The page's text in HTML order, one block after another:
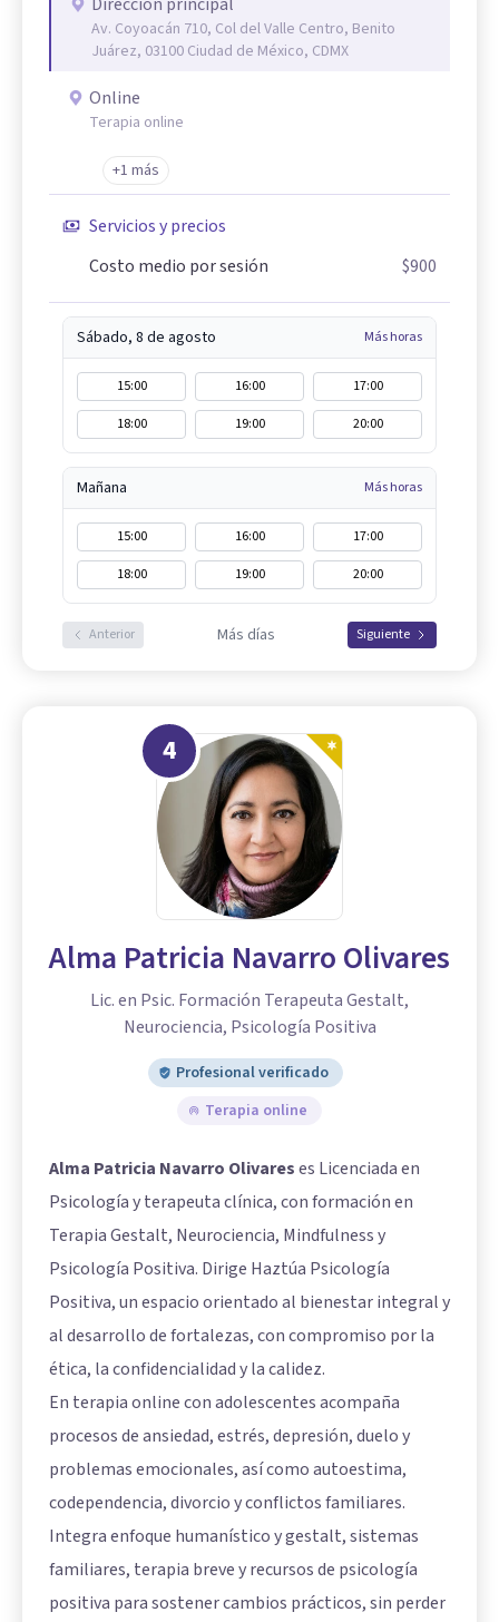
Av. Coyoacán 710, Col del Valle Centro, Benito
Juárez, 03100 Ciudad de México, CDMX
Online
Terapia online
+1 más
Servicios y precios
Costo medio por sesión
$900
Sábado, 8 de agosto Más horas
15:00 16:00
17:00
18:00
19:00 20:00
Mañana Más horas
15:00 16:00
17:00
18:00
19:00 20:00
Anterior Más días Siguiente
4
Alma Patricia Navarro Olivares
Lic. en Psic. Formación Terapeuta Gestalt,
Neurociencia, Psicología Positiva
Profesional verificado
Terapia online
Alma Patricia Navarro Olivareses Licenciada en
Psicología y terapeuta clínica, con formación en
Terapia Gestalt, Neurociencia, Mindfulness y
Psicología Positiva. Dirige Haztúa Psicología
Positiva, un espacio orientado al bienestar integral y
al desarrollo de fortalezas, con compromiso por la
ética, la confidencialidad y la calidez.
En terapia online con adolescentes acompaña
procesos de ansiedad, estrés, depresión, duelo y
problemas emocionales, así como autoestima,
codependencia, divorcio y conflictos familiares.
Integra enfoque humanístico y gestalt, sistemas
familiares, terapia breve y recursos de psicología
positiva para sostener cambios prácticos, sin perder